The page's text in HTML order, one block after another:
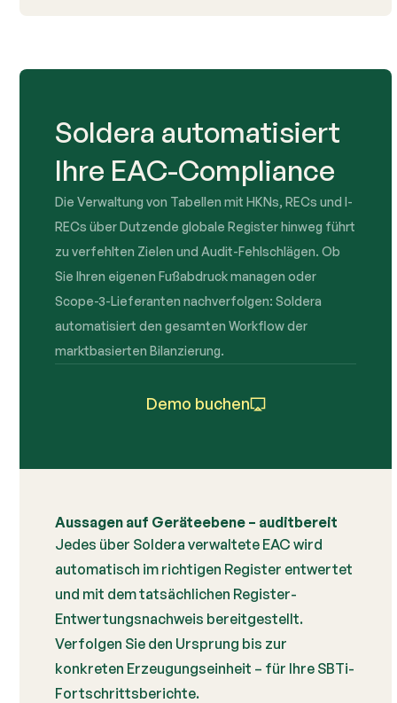
Soldera automatisiert
Ihre EAC-Compliance
Die Verwaltung von Tabellen mit HKNs, RECs und I-
RECs über Dutzende globale Register hinweg führt
zu verfehlten Zielen und Audit-Fehlschlägen. Ob
Sie Ihren eigenen Fußabdruck managen oder
Scope-3-Lieferanten nachverfolgen: Soldera
automatisiert den gesamten Workflow der
marktbasierten Bilanzierung.
Demo buchen
Aussagen auf Geräteebene – auditbereit
Jedes über Soldera verwaltete EAC wird
automatisch im richtigen Register entwertet
und mit dem tatsächlichen Register-
Entwertungsnachweis bereitgestellt.
Verfolgen Sie den Ursprung bis zur
konkreten Erzeugungseinheit – für Ihre SBTi-
Fortschrittsberichte.